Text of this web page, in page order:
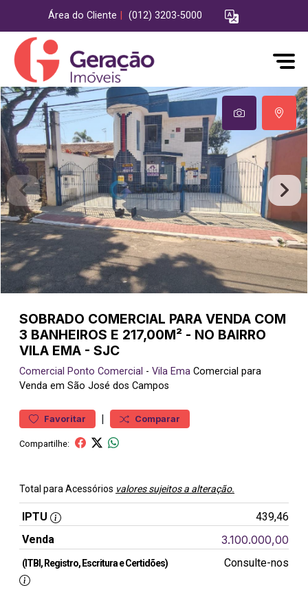
Área do Cliente (012) 3203-5000
SOBRADO COMERCIAL PARA VENDA COM
3 BANHEIROS E 217,00M² - NO BAIRRO
VILA EMA - SJC
Comercial Ponto Comercial - Vila Ema Comercial para
Venda em São José dos Campos
Favoritar | Comparar
Compartilhe:
Total para Acessórios valores sujeitos a alteração.
IPTU
439,46
Venda
3.100.000,00
(ITBI, Registro, Escritura e Certidões) Consulte-nos